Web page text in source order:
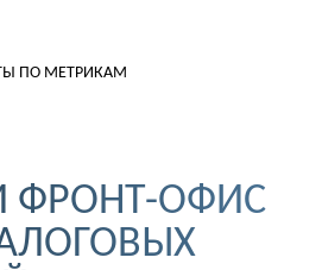
ПО МЕТРИКАМ
ФРОНТ-ОФИС